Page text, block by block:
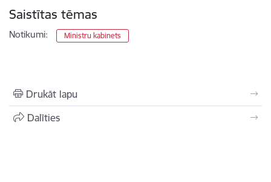
Saistītas tēmas
Notikumi: Ministru kabinets
Drukāt lapu
Dalīties